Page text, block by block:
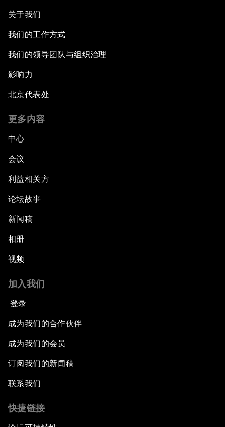
关于我们
我们的工作方式
我们的领导团队与组织治理
影响力
北京代表处
更多内容
中心
会议
利益相关方
论坛故事
新闻稿
相册
视频
加入我们
登录
成为我们的合作伙伴
成为我们的会员
订阅我们的新闻稿
联系我们
快捷链接